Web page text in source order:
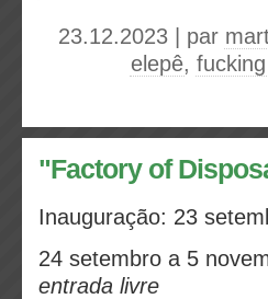
23.12.2023 | par
elepê,
"Factory of
Inauguração: 23
24 setembro a 5
entrada livre